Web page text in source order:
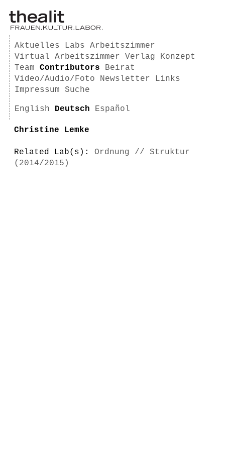
Aktuelles Labs
Arbeitszimmer
Virtual Arbeitszimmer
Verlag
Konzept
Team
Contributors
Beirat
Video/Audio/Foto
Newsletter
Links
Impressum
Suche
English Deutsch Español
Christine Lemke
Related Lab(s): Ordnung // Struktur
(2014/2015)